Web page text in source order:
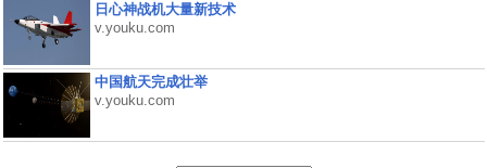
日心神战机大量新技术
v.youku.com
中国航天完成壮举
v.youku.com